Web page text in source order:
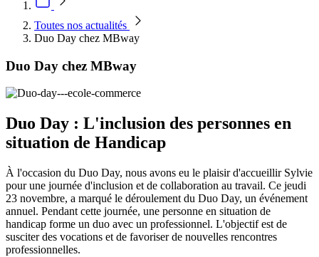
Toutes nos actualités
Duo Day chez MBway
Duo Day chez MBway
Duo Day : L'inclusion des personnes en
situation de Handicap
À l'occasion du Duo Day, nous avons eu le plaisir d'accueillir Sylvie
pour une journée d'inclusion et de collaboration au travail. Ce jeudi
23 novembre, a marqué le déroulement du Duo Day, un événement
annuel. Pendant cette journée, une personne en situation de
handicap forme un duo avec un professionnel. L'objectif est de
susciter des vocations et de favoriser de nouvelles rencontres
professionnelles.